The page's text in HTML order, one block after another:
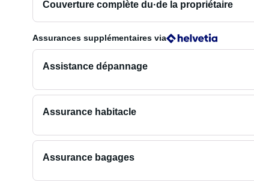
Couverture complète du·de la propriétaire
Assurances supplémentaires via
Assistance dépannage
Assurance habitacle
Assurance bagages